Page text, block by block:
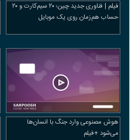
فیلم | فناوری جدید چین؛ ۲۰ سیم‌کارت و ۲۰
حساب هم‌زمان روی یک موبایل
هوش مصنوعی وارد جنگ با انسان‌ها
می‌شود +فیلم